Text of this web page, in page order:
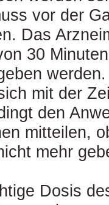
vor der
Das
30
werden.
mit der
den
mitteilen,
mehr
Dosis